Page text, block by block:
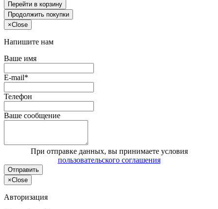
Перейти в корзину
Продолжить покупки
×Close
Напишите нам
Ваше имя
E-mail*
Телефон
Ваше сообщение
При отправке данных, вы принимаете условия
пользовательского соглашения
Отправить
×Close
Авторизация